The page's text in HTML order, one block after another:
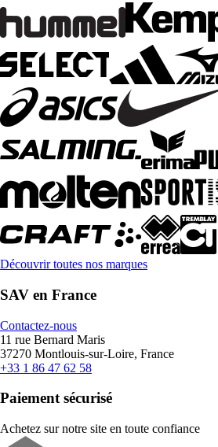
Découvrir toutes nos marques
SAV en France
Contactez-nous
11 rue Bernard Maris
37270 Montlouis-sur-Loire, France
+33 1 86 47 62 58
Paiement sécurisé
Achetez sur notre site en toute confiance